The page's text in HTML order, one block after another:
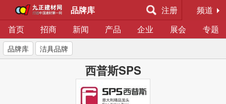
品牌库 注册
频道
首页
招商 新闻 产品 企业 展会 专题
品牌库 洁具品牌
西普斯SPS